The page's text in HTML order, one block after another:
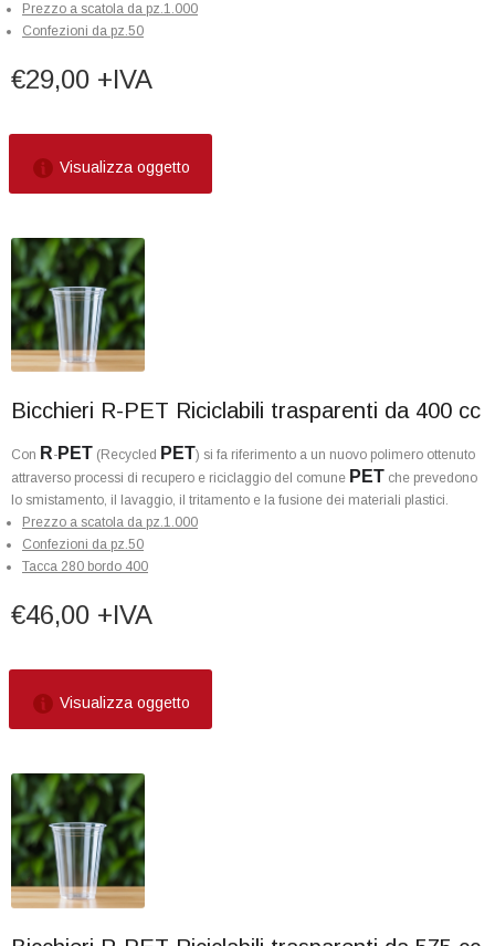
Prezzo a scatola da pz.1.000
Confezioni da pz.50
€29,00 +IVA
Visualizza oggetto
Bicchieri R-PET Riciclabili trasparenti da 400 cc
Con R- PET (Recycled PET) si fa riferimento a un nuovo polimero ottenuto
attraverso processi di recupero e riciclaggio del comune PET che prevedono
lo smistamento, il lavaggio, il tritamento e la fusione dei materiali plastici.
Prezzo a scatola da pz.1.000
Confezioni da pz.50
Tacca 280 bordo 400
€46,00 +IVA
Visualizza oggetto